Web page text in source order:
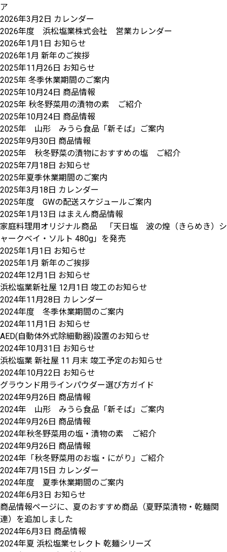
ア
2026年3月2日 カレンダー
2026年度 浜松塩業株式会社 営業カレンダー
2026年1月1日 お知らせ
2026年1月 新年のご挨拶
2025年11月26日 お知らせ
2025年 冬季休業期間のご案内
2025年10月24日 商品情報
2025年 秋冬野菜用の漬物の素 ご紹介
2025年10月24日 商品情報
2025年 山形 みうら食品「新そば」ご案内
2025年9月30日 商品情報
2025年 秋冬野菜の漬物におすすめの塩 ご紹介
2025年7月18日 お知らせ
2025年夏季休業期間のご案内
2025年3月18日 カレンダー
2025年度 GWの配送スケジュールご案内
2025年1月13日 はまえん商品情報
家庭料理用オリジナル商品 「天日塩 波の煌（きらめき）シ
ャークベイ・ソルト 480g」を発売
2025年1月1日 お知らせ
2025年1月 新年のご挨拶
2024年12月1日 お知らせ
浜松塩業新社屋 12月1日 竣工のお知らせ
2024年11月28日 カレンダー
2024年度 冬季休業期間のご案内
2024年11月1日 お知らせ
AED(自動体外式除細動器)設置のお知らせ
2024年10月31日 お知らせ
浜松塩業 新社屋 11 月末 竣工予定のお知らせ
2024年10月22日 お知らせ
グラウンド用ラインパウダー選び方ガイド
2024年9月26日 商品情報
2024年 山形 みうら食品「新そば」ご案内
2024年9月26日 商品情報
2024年秋冬野菜用の塩・漬物の素 ご紹介
2024年9月26日 商品情報
2024年「秋冬野菜用のお塩・にがり」ご紹介
2024年7月15日 カレンダー
2024年度 夏季休業期間のご案内
2024年6月3日 お知らせ
商品情報ページに、夏のおすすめ商品（夏野菜漬物・乾麺関
連）を追加しました
2024年6月3日 商品情報
2024年夏 浜松塩業セレクト 乾麺シリーズ